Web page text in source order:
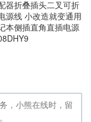
源线 小改造就变通用
本侧插直角直插电源